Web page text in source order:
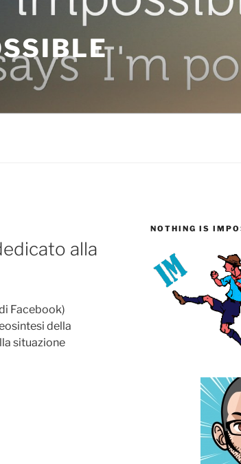
alla
Facebook)
della
situazione
NOTHING IS